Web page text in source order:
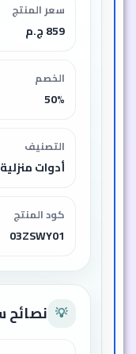
سعر المنتج
859 ج.م
الخصم
50%
التصنيف
أدوات منزلية
كود المنتج
03ZSWY01
💡 نصائح